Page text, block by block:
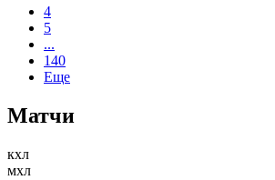
4
5
...
140
Еще
Матчи
кхл
мхл